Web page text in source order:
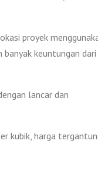
proyek
keuntungan dari
lancar dan
kubik, harga